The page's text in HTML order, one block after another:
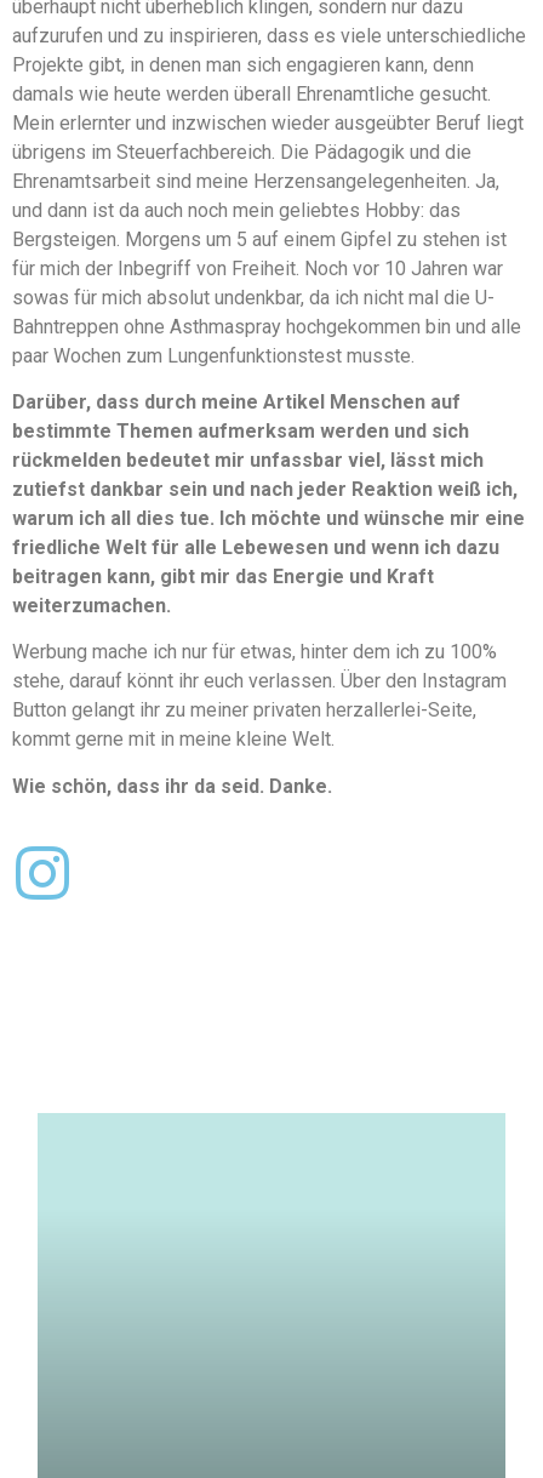
überhaupt nicht überheblich klingen, sondern nur dazu
aufzurufen und zu inspirieren, dass es viele unterschiedliche
Projekte gibt, in denen man sich engagieren kann, denn
damals wie heute werden überall Ehrenamtliche gesucht.
Mein erlernter und inzwischen wieder ausgeübter Beruf liegt
übrigens im Steuerfachbereich. Die Pädagogik und die
Ehrenamtsarbeit sind meine Herzensangelegenheiten. Ja,
und dann ist da auch noch mein geliebtes Hobby: das
Bergsteigen. Morgens um 5 auf einem Gipfel zu stehen ist
für mich der Inbegriff von Freiheit. Noch vor 10 Jahren war
sowas für mich absolut undenkbar, da ich nicht mal die U-
Bahntreppen ohne Asthmaspray hochgekommen bin und alle
paar Wochen zum Lungenfunktionstest musste.
Darüber, dass durch meine Artikel Menschen auf
bestimmte Themen aufmerksam werden und sich
rückmelden bedeutet mir unfassbar viel, lässt mich
zutiefst dankbar sein und nach jeder Reaktion weiß ich,
warum ich all dies tue. Ich möchte und wünsche mir eine
friedliche Welt für alle Lebewesen und wenn ich dazu
beitragen kann, gibt mir das Energie und Kraft
weiterzumachen.
Werbung mache ich nur für etwas, hinter dem ich zu 100%
stehe, darauf könnt ihr euch verlassen. Über den Instagram
Button gelangt ihr zu meiner privaten herzallerlei-Seite,
kommt gerne mit in meine kleine Welt.
Wie schön, dass ihr da seid. Danke.